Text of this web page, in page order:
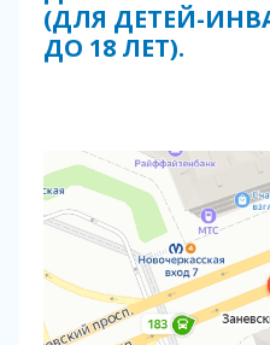
(ДЛЯ ДЕТЕЙ-
ДО 18 ЛЕТ).